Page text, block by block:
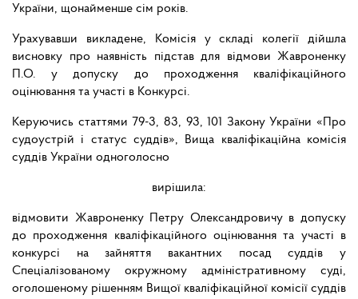
України, щонайменше сім років.
Урахувавши викладене, Комісія у складі колегії дійшла
висновку про наявність підстав для відмови Жавроненку
П.О. у допуску до проходження кваліфікаційного
оцінювання та участі в Конкурсі.
Керуючись статтями 79-3, 83, 93, 101 Закону України «Про
судоустрій і статус суддів», Вища кваліфікаційна комісія
суддів України одноголосно
вирішила:
відмовити Жавроненку Петру Олександровичу в допуску
до проходження кваліфікаційного оцінювання та участі в
конкурсі на зайняття вакантних посад суддів у
Спеціалізованому окружному адміністративному суді,
оголошеному рішенням Вищої кваліфікаційної комісії суддів